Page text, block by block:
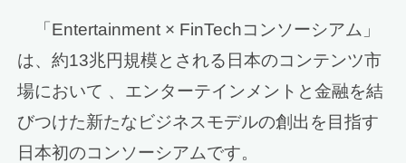
「Entertainment × FinTechコンソーシアム」
は、約13兆円規模とされる日本のコンテンツ市
場において 、エンターテインメントと金融を結
びつけた新たなビジネスモデルの創出を目指す
日本初のコンソーシアムです。